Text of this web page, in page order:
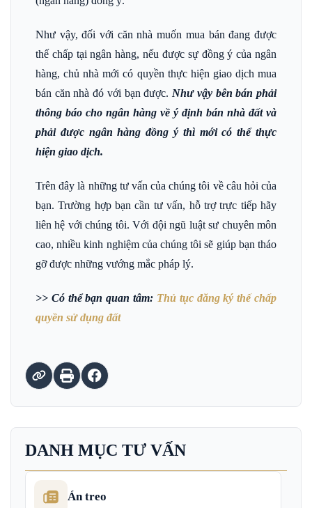
DANH MỤC TƯ VẤN
Án treo
Như vậy, đối với căn nhà muốn mua bán đang được
thế chấp tại ngân hàng, nếu được sự đồng ý của ngân
hàng, chủ nhà mới có quyền thực hiện giao dịch mua
bán căn nhà đó với bạn được. Như vậy bên bán phải
thông báo cho ngân hàng về ý định bán nhà đất và
phải được ngân hàng đồng ý thì mới có thể thực
hiện giao dịch.
Trên đây là những tư vấn của chúng tôi về câu hỏi của
bạn. Trường hợp bạn cần tư vấn, hỗ trợ trực tiếp hãy
liên hệ với chúng tôi. Với đội ngũ luật sư chuyên môn
cao, nhiều kinh nghiệm của chúng tôi sẽ giúp bạn tháo
gỡ được những vướng mắc pháp lý.
>> Có thể bạn quan tâm: Thủ tục đăng ký thế chấp
quyền sử dụng đất